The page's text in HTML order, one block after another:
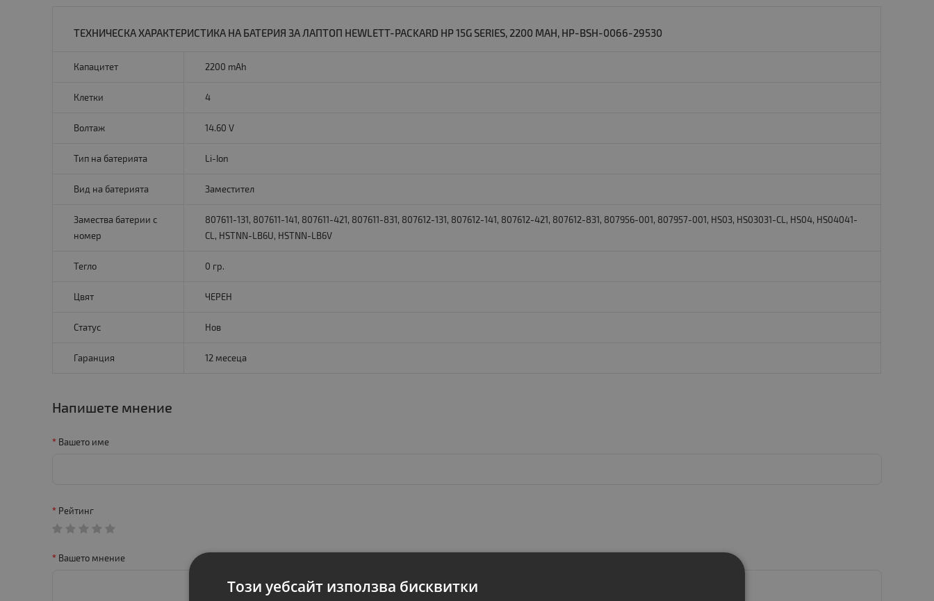
ТЕХНИЧЕСКА ХАРАКТЕРИСТИКА НА БАТЕРИЯ ЗА ЛАПТОП HEWLETT-PACKARD HP 15G SERIES, 2200 MAH, HP-BSH-0066-29530
Капацитет 2200 mAh
Клетки 4
Волтаж 14.60 V
Тип на батерията Li-Ion
Вид на батерията Заместител
Замества батерии с
номер
807611-131, 807611-141, 807611-421, 807611-831, 807612-131, 807612-141, 807612-421, 807612-831, 807956-001, 807957-001, HS03, HS03031-CL, HS04, HS04041-
CL, HSTNN-LB6U, HSTNN-LB6V
Тегло 0 гр.
Цвят ЧЕРЕН
Статус Нов
Гаранция 12 месеца
Напишете мнение
Вашето име
Рейтинг
Вашето мнение
Този уебсайт използва бисквитки